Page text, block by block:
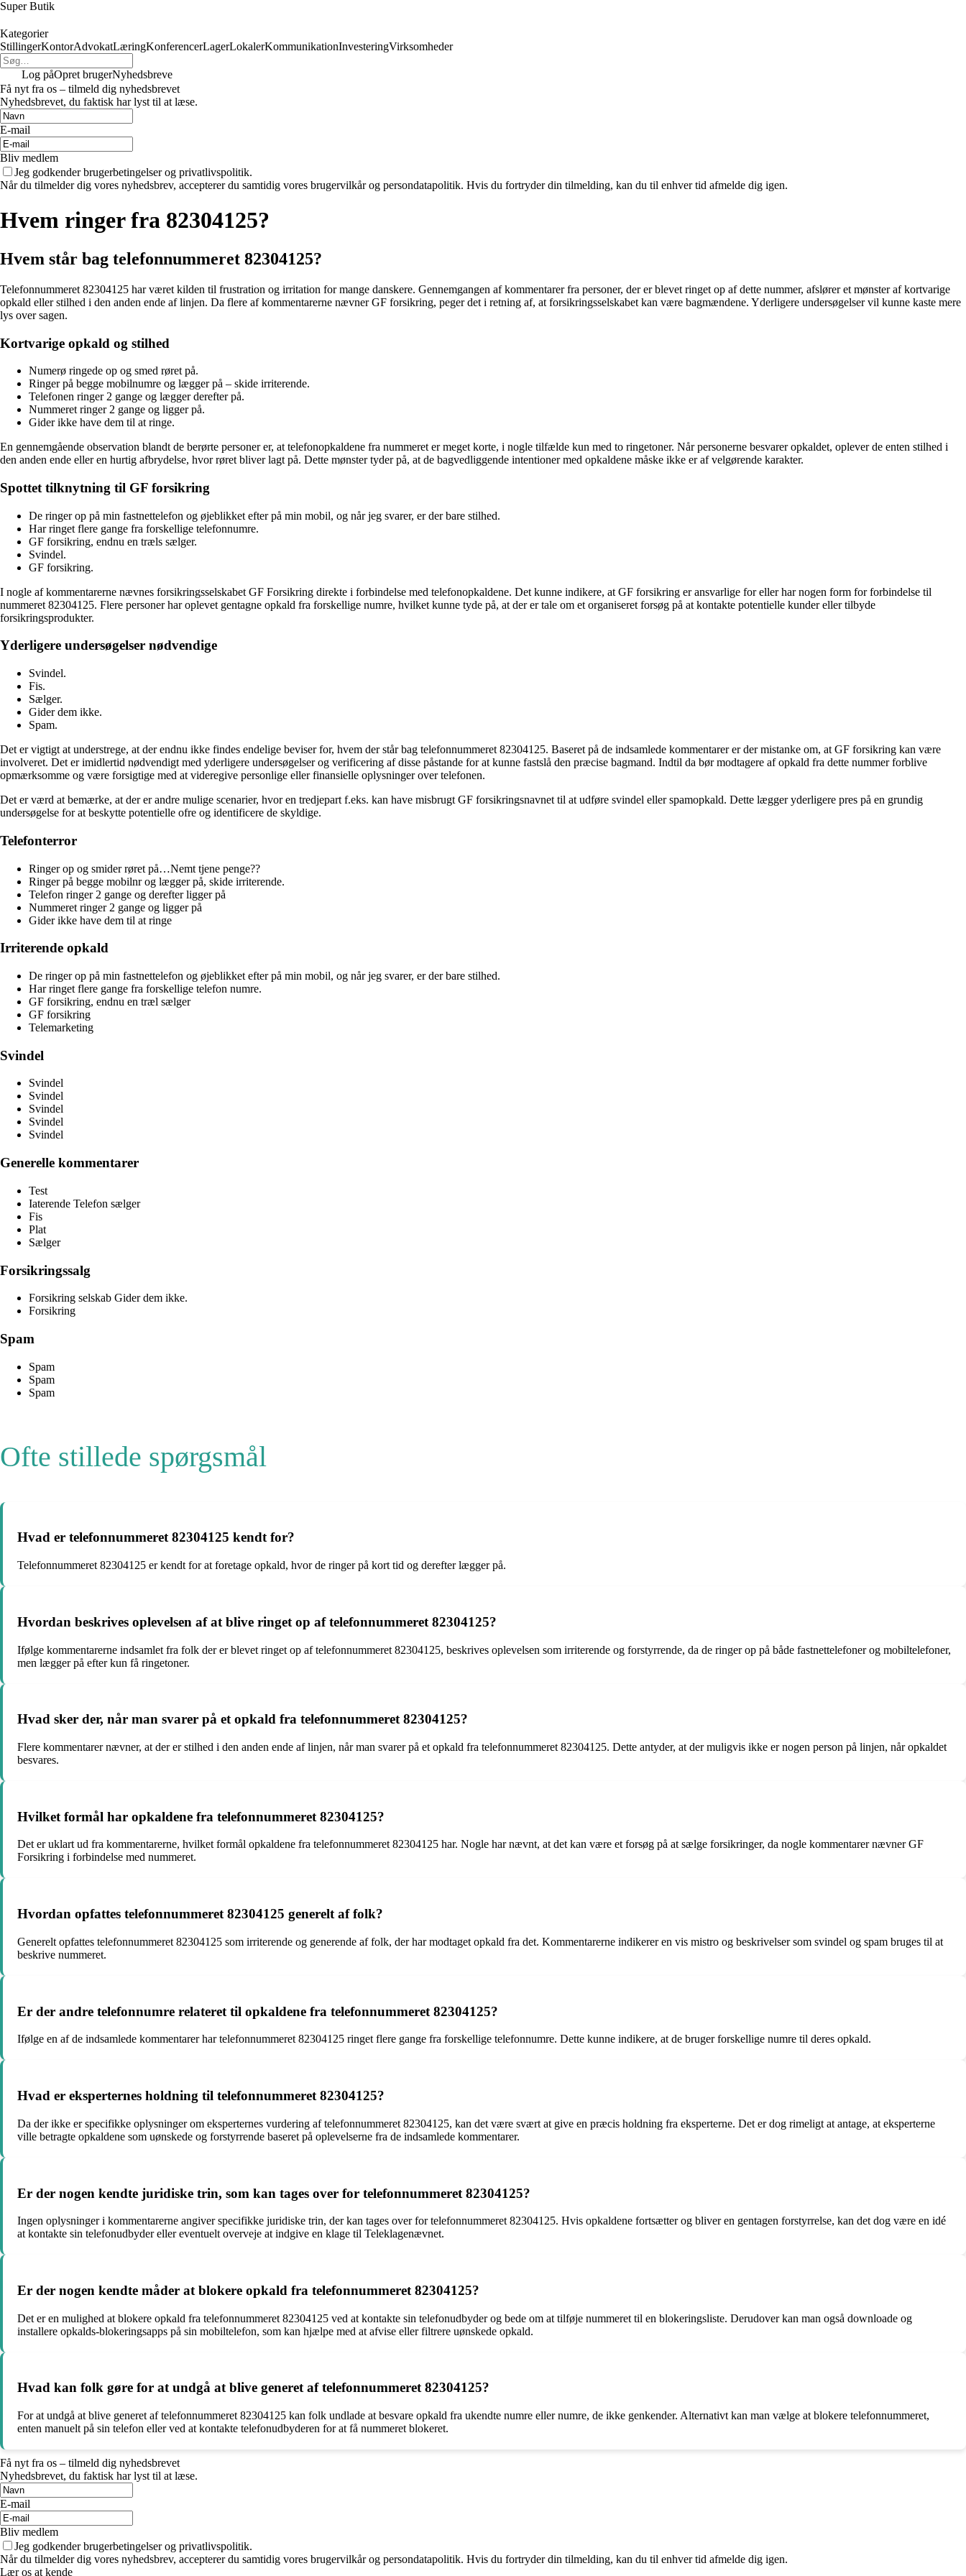
Super Butik
Kategorier
StillingerKontorAdvokatLæringKonferencerLagerLokalerKommunikationInvesteringVirksomheder
Log påOpret brugerNyhedsbreve
Få nyt fra os – tilmeld dig nyhedsbrevet
Nyhedsbrevet, du faktisk har lyst til at læse.
E-mail
Bliv medlem
Jeg godkender brugerbetingelser og privatlivspolitik.
Når du tilmelder dig vores nyhedsbrev, accepterer du samtidig vores brugervilkår og persondatapolitik. Hvis du fortryder din tilmelding, kan du til enhver tid afmelde dig igen.
Hvem ringer fra 82304125?
Hvem står bag telefonnummeret 82304125?
Telefonnummeret 82304125 har været kilden til frustration og irritation for mange danskere. Gennemgangen af kommentarer fra personer, der er blevet ringet op af dette nummer, afslører et mønster af kortvarige
opkald eller stilhed i den anden ende af linjen. Da flere af kommentarerne nævner GF forsikring, peger det i retning af, at forsikringsselskabet kan være bagmændene. Yderligere undersøgelser vil kunne kaste mere
lys over sagen.
Kortvarige opkald og stilhed
Numerø ringede op og smed røret på.
Ringer på begge mobilnumre og lægger på – skide irriterende.
Telefonen ringer 2 gange og lægger derefter på.
Nummeret ringer 2 gange og ligger på.
Gider ikke have dem til at ringe.
En gennemgående observation blandt de berørte personer er, at telefonopkaldene fra nummeret er meget korte, i nogle tilfælde kun med to ringetoner. Når personerne besvarer opkaldet, oplever de enten stilhed i
den anden ende eller en hurtig afbrydelse, hvor røret bliver lagt på. Dette mønster tyder på, at de bagvedliggende intentioner med opkaldene måske ikke er af velgørende karakter.
Spottet tilknytning til GF forsikring
De ringer op på min fastnettelefon og øjeblikket efter på min mobil, og når jeg svarer, er der bare stilhed.
Har ringet flere gange fra forskellige telefonnumre.
GF forsikring, endnu en træls sælger.
Svindel.
GF forsikring.
I nogle af kommentarerne nævnes forsikringsselskabet GF Forsikring direkte i forbindelse med telefonopkaldene. Det kunne indikere, at GF forsikring er ansvarlige for eller har nogen form for forbindelse til
nummeret 82304125. Flere personer har oplevet gentagne opkald fra forskellige numre, hvilket kunne tyde på, at der er tale om et organiseret forsøg på at kontakte potentielle kunder eller tilbyde
forsikringsprodukter.
Yderligere undersøgelser nødvendige
Svindel.
Fis.
Sælger.
Gider dem ikke.
Spam.
Det er vigtigt at understrege, at der endnu ikke findes endelige beviser for, hvem der står bag telefonnummeret 82304125. Baseret på de indsamlede kommentarer er der mistanke om, at GF forsikring kan være
involveret. Det er imidlertid nødvendigt med yderligere undersøgelser og verificering af disse påstande for at kunne fastslå den præcise bagmand. Indtil da bør modtagere af opkald fra dette nummer forblive
opmærksomme og være forsigtige med at videregive personlige eller finansielle oplysninger over telefonen.
Det er værd at bemærke, at der er andre mulige scenarier, hvor en tredjepart f.eks. kan have misbrugt GF forsikringsnavnet til at udføre svindel eller spamopkald. Dette lægger yderligere pres på en grundig
undersøgelse for at beskytte potentielle ofre og identificere de skyldige.
Telefonterror
Ringer op og smider røret på…Nemt tjene penge??
Ringer på begge mobilnr og lægger på, skide irriterende.
Telefon ringer 2 gange og derefter ligger på
Nummeret ringer 2 gange og ligger på
Gider ikke have dem til at ringe
Irriterende opkald
De ringer op på min fastnettelefon og øjeblikket efter på min mobil, og når jeg svarer, er der bare stilhed.
Har ringet flere gange fra forskellige telefon numre.
GF forsikring, endnu en træl sælger
GF forsikring
Telemarketing
Svindel
Svindel
Svindel
Svindel
Svindel
Svindel
Generelle kommentarer
Test
Iaterende Telefon sælger
Fis
Plat
Sælger
Forsikringssalg
Forsikring selskab Gider dem ikke.
Forsikring
Spam
Spam
Spam
Spam
Ofte stillede spørgsmål
Hvad er telefonnummeret 82304125 kendt for?
Telefonnummeret 82304125 er kendt for at foretage opkald, hvor de ringer på kort tid og derefter lægger på.
Hvordan beskrives oplevelsen af at blive ringet op af telefonnummeret 82304125?
Ifølge kommentarerne indsamlet fra folk der er blevet ringet op af telefonnummeret 82304125, beskrives oplevelsen som irriterende og forstyrrende, da de ringer op på både fastnettelefoner og mobiltelefoner,
men lægger på efter kun få ringetoner.
Hvad sker der, når man svarer på et opkald fra telefonnummeret 82304125?
Flere kommentarer nævner, at der er stilhed i den anden ende af linjen, når man svarer på et opkald fra telefonnummeret 82304125. Dette antyder, at der muligvis ikke er nogen person på linjen, når opkaldet
besvares.
Hvilket formål har opkaldene fra telefonnummeret 82304125?
Det er uklart ud fra kommentarerne, hvilket formål opkaldene fra telefonnummeret 82304125 har. Nogle har nævnt, at det kan være et forsøg på at sælge forsikringer, da nogle kommentarer nævner GF
Forsikring i forbindelse med nummeret.
Hvordan opfattes telefonnummeret 82304125 generelt af folk?
Generelt opfattes telefonnummeret 82304125 som irriterende og generende af folk, der har modtaget opkald fra det. Kommentarerne indikerer en vis mistro og beskrivelser som svindel og spam bruges til at
beskrive nummeret.
Er der andre telefonnumre relateret til opkaldene fra telefonnummeret 82304125?
Ifølge en af de indsamlede kommentarer har telefonnummeret 82304125 ringet flere gange fra forskellige telefonnumre. Dette kunne indikere, at de bruger forskellige numre til deres opkald.
Hvad er eksperternes holdning til telefonnummeret 82304125?
Da der ikke er specifikke oplysninger om eksperternes vurdering af telefonnummeret 82304125, kan det være svært at give en præcis holdning fra eksperterne. Det er dog rimeligt at antage, at eksperterne
ville betragte opkaldene som uønskede og forstyrrende baseret på oplevelserne fra de indsamlede kommentarer.
Er der nogen kendte juridiske trin, som kan tages over for telefonnummeret 82304125?
Ingen oplysninger i kommentarerne angiver specifikke juridiske trin, der kan tages over for telefonnummeret 82304125. Hvis opkaldene fortsætter og bliver en gentagen forstyrrelse, kan det dog være en idé
at kontakte sin telefonudbyder eller eventuelt overveje at indgive en klage til Teleklagenævnet.
Er der nogen kendte måder at blokere opkald fra telefonnummeret 82304125?
Det er en mulighed at blokere opkald fra telefonnummeret 82304125 ved at kontakte sin telefonudbyder og bede om at tilføje nummeret til en blokeringsliste. Derudover kan man også downloade og
installere opkalds-blokeringsapps på sin mobiltelefon, som kan hjælpe med at afvise eller filtrere uønskede opkald.
Hvad kan folk gøre for at undgå at blive generet af telefonnummeret 82304125?
For at undgå at blive generet af telefonnummeret 82304125 kan folk undlade at besvare opkald fra ukendte numre eller numre, de ikke genkender. Alternativt kan man vælge at blokere telefonnummeret,
enten manuelt på sin telefon eller ved at kontakte telefonudbyderen for at få nummeret blokeret.
Få nyt fra os – tilmeld dig nyhedsbrevet
Nyhedsbrevet, du faktisk har lyst til at læse.
E-mail
Bliv medlem
Jeg godkender brugerbetingelser og privatlivspolitik.
Når du tilmelder dig vores nyhedsbrev, accepterer du samtidig vores brugervilkår og persondatapolitik. Hvis du fortryder din tilmelding, kan du til enhver tid afmelde dig igen.
Lær os at kende